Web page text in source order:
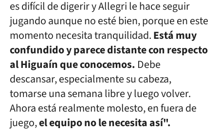
es difícil de digerir y Allegri le hace seguir
jugando aunque no esté bien, porque en este
momento necesita tranquilidad.Está muy
confundido y parece distante con respecto
al Higuaín que conocemos. Debe
descansar, especialmente su cabeza,
tomarse una semana libre y luego volver.
Ahora está realmente molesto, en fuera de
juego,el equipo no le necesita así".